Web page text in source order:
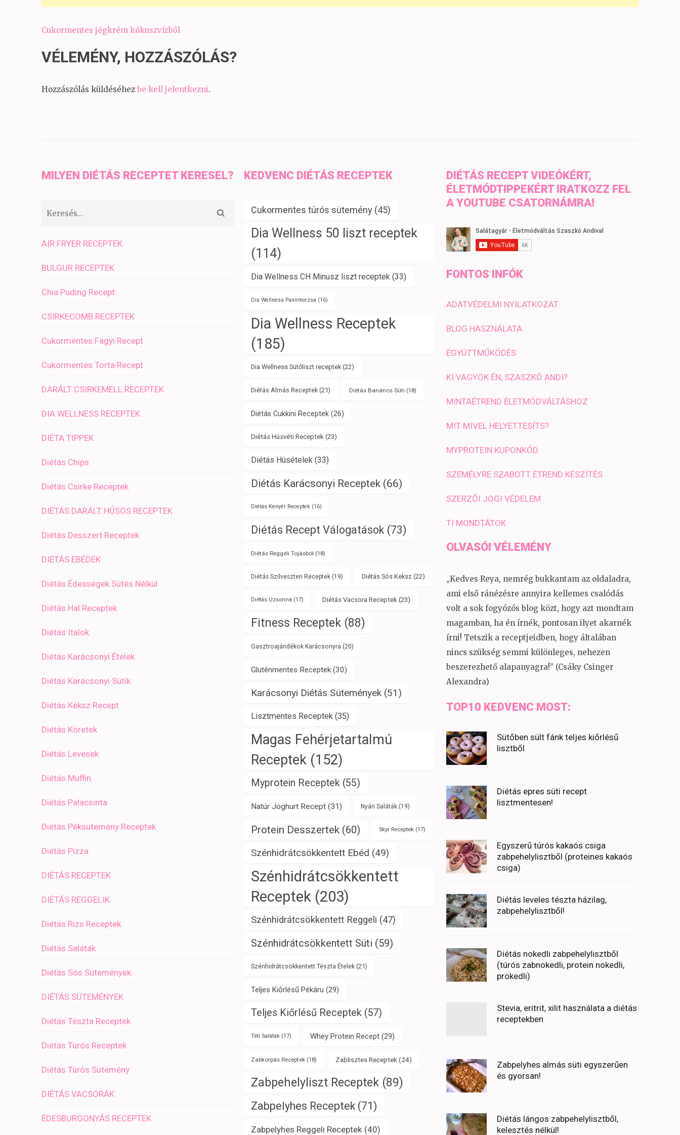
Bejegyzés
Cukormentes jégkrém kókuszvízből
VÉLEMÉNY, HOZZÁSZÓLÁS?
Hozzászólás küldéséhez be kell jelentkezni.
MILYEN DIÉTÁS RECEPTET KERESEL?
AIR FRYER RECEPTEK
BULGUR RECEPTEK
Chia Puding Recept
CSIRKECOMB RECEPTEK
Cukormentes Fagyi Recept
Cukormentes Torta Recept
DARÁLT CSIRKEMELL RECEPTEK
DIA WELLNESS RECEPTEK
DIÉTA TIPPEK
Diétás Chips
Diétás Csirke Receptek
DIÉTÁS DARÁLT HÚSOS RECEPTEK
Diétás Desszert Receptek
DIÉTÁS EBÉDEK
Diétás Édességek Sütés Nélkül
Diétás Hal Receptek
Diétás Italok
Diétás Karácsonyi Ételek
Diétás Karácsonyi Sütik
Diétás Keksz Recept
Diétás Köretek
Diétás Levesek
Diétás Muffin
Diétás Palacsinta
Diétás Péksütemény Receptek
Diétás Pizza
DIÉTÁS RECEPTEK
DIÉTÁS REGGELIK
Diétás Rizs Receptek
Diétás Saláták
Diétás Sós Sütemények
DIÉTÁS SÜTEMÉNYEK
Diétás Tészta Receptek
Diétás Túrós Receptek
Diétás Túrós Sütemény
DIÉTÁS VACSORÁK
ÉDESBURGONYÁS RECEPTEK
KEDVENC DIÉTÁS RECEPTEK
Cukormentes túrós sütemény(45)
Dia Wellness 50 liszt receptek
(114)
Dia Wellness CH Minusz liszt receptek (33)
Dia Wellness Panírmorzsa (16)
Dia Wellness Receptek
(185)
Dia Wellness Sütőliszt receptek(22)
Diétás Almás Receptek(21) Diétás Banános Süti (18)
Diétás Cukkini Receptek(26)
Diétás Húsvéti Receptek (23)
Diétás Húsételek (33)
Diétás Karácsonyi Receptek(66)
Diétás Kenyér Receptek(16)
Diétás Recept Válogatások (73)
Diétás Reggeli Tojásból (18)
Diétás Szilveszteri Receptek(19) Diétás Sós Keksz (22)
Diétás Uzsonna (17) Diétás Vacsora Receptek (23)
Fitness Receptek(88)
Gasztroajándékok Karácsonyra (20)
Gluténmentes Receptek(30)
Karácsonyi Diétás Sütemények(51)
Lisztmentes Receptek (35)
Magas Fehérjetartalmú
Receptek(152)
Myprotein Receptek(55)
Natúr Joghurt Recept(31) Nyári Saláták(19)
Protein Desszertek (60) Skyr Receptek(17)
Szénhidrátcsökkentett Ebéd (49)
Szénhidrátcsökkentett
Receptek (203)
Szénhidrátcsökkentett Reggeli (47)
Szénhidrátcsökkentett Süti (59)
Szénhidrátcsökkentett Tészta Ételek(21)
Teljes Kiőrlésű Pékáru (29)
Teljes Kiőrlésű Receptek(57)
Téli Saláták(17) Whey Protein Recept(29)
Zabkorpás Receptek(18) Zablisztes Receptek (24)
Zabpehelyliszt Receptek(89)
Zabpelyhes Receptek(71)
Zabpelyhes Reggeli Receptek (40)
DIÉTÁS RECEPT VIDEÓKÉRT,
ÉLETMÓDTIPPEKÉRT IRATKOZZ FEL
A YOUTUBE CSATORNÁMRA!
FONTOS INFÓK
ADATVÉDELMI NYILATKOZAT
BLOG HASZNÁLATA
EGYÜTTMŰKÖDÉS
KI VAGYOK ÉN, SZASZKÓ ANDI?
MINTAÉTREND ÉLETMÓDVÁLTÁSHOZ
MIT MIVEL HELYETTESÍTS?
MYPROTEIN KUPONKÓD
SZEMÉLYRE SZABOTT ÉTREND KÉSZÍTÉS
SZERZŐI JOGI VÉDELEM
TI MONDTÁTOK
OLVASÓI VÉLEMÉNY
„Kedves Reya, nemrég bukkantam az oldaladra,
ami első ránézésre annyira kellemes csalódás
volt a sok fogyózós blog közt, hogy azt mondtam
magamban, ha én írnék, pontosan ilyet akarnék
írni! Tetszik a receptjeidben, hogy általában
nincs szükség semmi különleges, nehezen
beszerezhető alapanyagra!” (Csáky Csinger
Alexandra)
TOP10 KEDVENC MOST:
Sütőben sült fánk teljes kiőrlésű
lisztből
Diétás epres süti recept
lisztmentesen!
Egyszerű túrós kakaós csiga
zabpehelylisztből (proteines kakaós
csiga)
Diétás leveles tészta házilag,
zabpehelylisztből!
Diétás nokedli zabpehelylisztből
(túrós zabnokedli, protein nokedli,
prokedli)
Stevia, eritrit, xilit használata a diétás
receptekben
Zabpelyhes almás süti egyszerűen
és gyorsan!
Diétás lángos zabpehelylisztből,
kelesztés nélkül!